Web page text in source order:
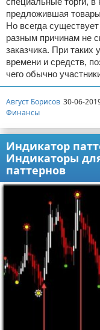
предложившая
Но всегда
разным причинам не
заказчика. При таких
времени и средств,
чего обычно
Август Борисов 30-06-
Финансы
Индикатор
Индикаторы
паттернов